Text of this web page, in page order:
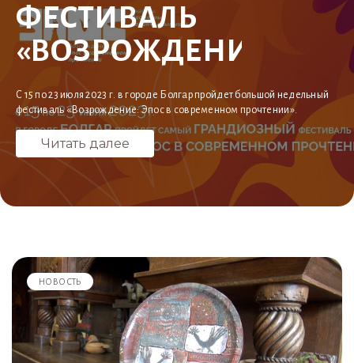
ФЕСТИВАЛЬ
«ВОЗРОЖДЕНИЕ:
ЭПОС
В СОВРЕМЕННОМ
ПРОЧТЕНИИ»
С 15 по 23 июля 2023 г. в городе Болгар пройдет большой недельный
фестиваль «Возрождение: Эпос в современном прочтении».
Читать далее
НОВОСТЬ